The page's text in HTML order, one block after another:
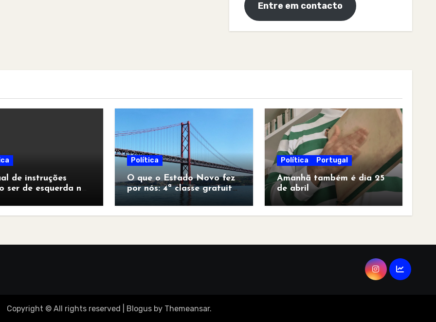
Entre em contacto
de instruções
ser de esquerda no
Política
O que o Estado Novo fez
por nós: 4ª classe gratuita
para todos
Política Portugal
Amanhã também é dia 25
de abril
Copyright © All rights reserved Blogusby Themeansar.